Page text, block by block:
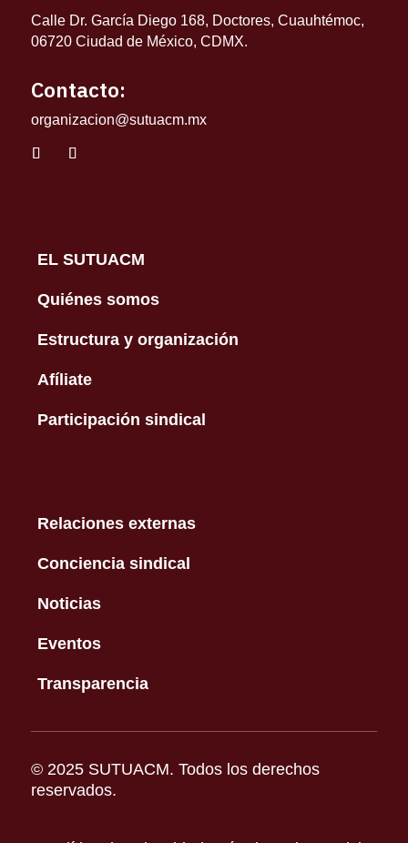
Calle Dr. García Diego 168, Doctores, Cuauhtémoc,
06720 Ciudad de México, CDMX.
Contacto:
organizacion@sutuacm.mx
EL SUTUACM
Quiénes somos
Estructura y organización
Afíliate
Participación sindical
Relaciones externas
Conciencia sindical
Noticias
Eventos
Transparencia
© 2025 SUTUACM. Todos los derechos
reservados.